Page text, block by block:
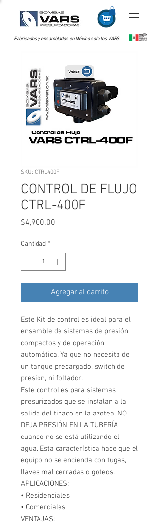
Fabricados y ensamblados en México solo los VARS...
SKU: CTRL400F
CONTROL DE FLUJO
CTRL-400F
$4,900.00
Cantidad *
Agregar al carrito
Este Kit de control es ideal para el
ensamble de sistemas de presión
compactos y de operación
automática. Ya que no necesita de
un tanque precargado, switch de
presión, ni foltador.
Este control es para sistemas
presurizados que se instalan a la
salida del tinaco en la azotea, NO
DEJA PRESIÓN EN LA TUBERÍA
cuando no se está utilizando el
agua. Esta característica hace que el
equipo no se encienda con fugas,
llaves mal cerradas o goteos.
APLICACIONES:
• Residenciales
• Comerciales
VENTAJAS: